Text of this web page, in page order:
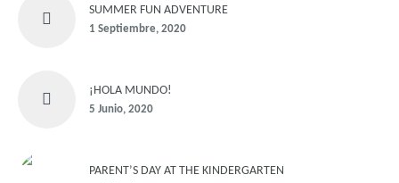
SUMMER FUN ADVENTURE
1 Septiembre, 2020
¡HOLA MUNDO!
5 Junio, 2020
PARENT’S DAY AT THE KINDERGARTEN